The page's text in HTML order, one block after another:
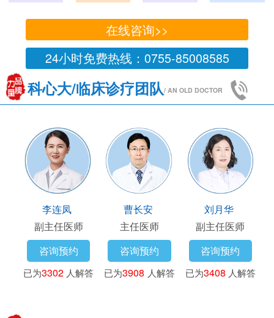
在线咨询>>
24小时免费热线：0755-85008585
科心大/临床诊疗团队/ AN OLD DOCTOR
王国陶
临床部主任
咨询预约
已为4173 人解答
顾连友
副主任医师
咨询预约
已为3016 人解答
李连凤
副主任医师
咨询预约
已为3302人解答